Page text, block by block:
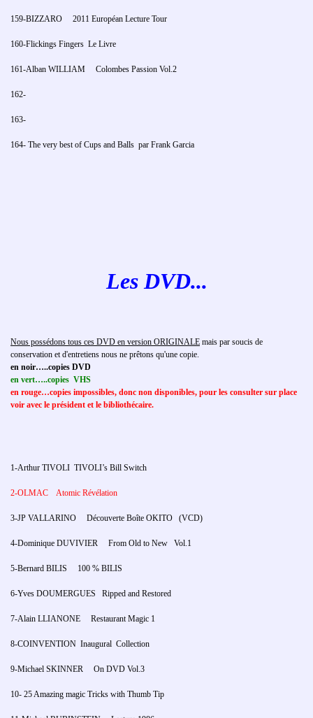
159-BIZZARO 2011 Européan Lecture Tour
160-Flickings Fingers Le Livre
161-Alban WILLIAM Colombes Passion Vol.2
162-
163-
164- The very best of Cups and Balls par Frank Garcia
Les DVD...
Nous possédons tous ces DVD en version ORIGINALE mais par soucis de
conservation et d'entretiens nous ne prêtons qu'une copie.
en noir…..copies DVD
en vert…..copies VHS
en rouge…copies impossibles, donc non disponibles, pour les consulter sur place
voir avec le président et le bibliothécaire.
1-Arthur TIVOLI TIVOLI’s Bill Switch
2-OLMAC Atomic Révélation
3-JP VALLARINO Découverte Boîte OKITO (VCD)
4-Dominique DUVIVIER From Old to New Vol.1
5-Bernard BILIS 100 % BILIS
6-Yves DOUMERGUES Ripped and Restored
7-Alain LLIANONE Restaurant Magic 1
8-COINVENTION Inaugural Collection
9-Michael SKINNER On DVD Vol.3
10- 25 Amazing magic Tricks with Thumb Tip